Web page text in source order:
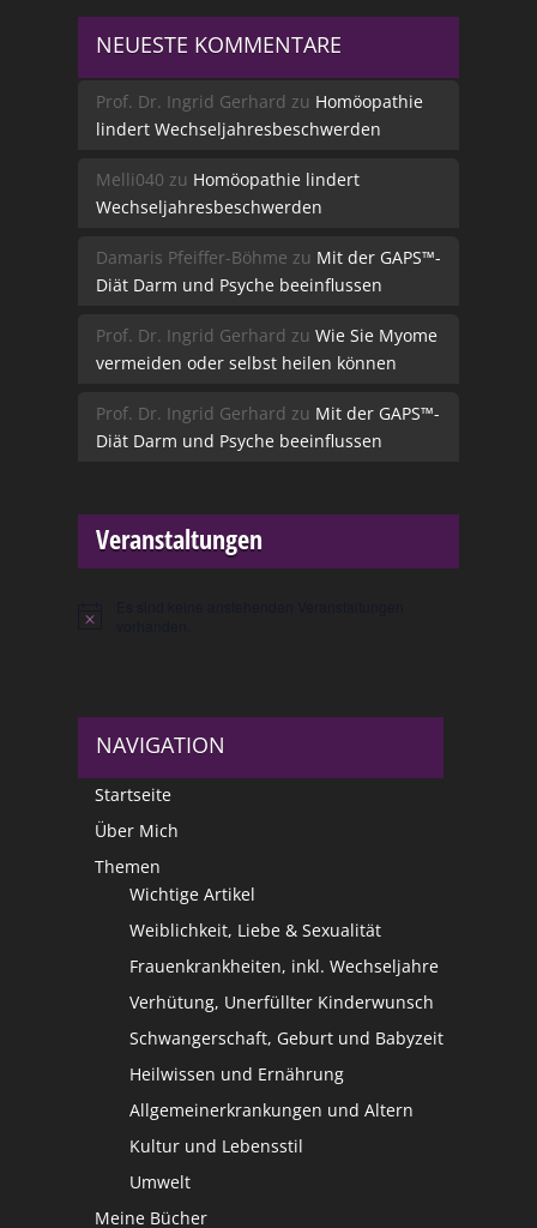
NEUESTE KOMMENTARE
Prof. Dr. Ingrid Gerhard zu Homöopathie
lindert Wechseljahresbeschwerden
Melli040 zu Homöopathie lindert
Wechseljahresbeschwerden
Damaris Pfeiffer-Böhme zu Mit der GAPS™-
Diät Darm und Psyche beeinflussen
Prof. Dr. Ingrid Gerhard zu Wie Sie Myome
vermeiden oder selbst heilen können
Prof. Dr. Ingrid Gerhard zu Mit der GAPS™-
Diät Darm und Psyche beeinflussen
Veranstaltungen
Hinweis
NAVIGATION
Startseite
Über Mich
Themen
Wichtige Artikel
Weiblichkeit, Liebe & Sexualität
Frauenkrankheiten, inkl. Wechseljahre
Verhütung, Unerfüllter Kinderwunsch
Schwangerschaft, Geburt und Babyzeit
Heilwissen und Ernährung
Allgemeinerkrankungen und Altern
Kultur und Lebensstil
Umwelt
Meine Bücher